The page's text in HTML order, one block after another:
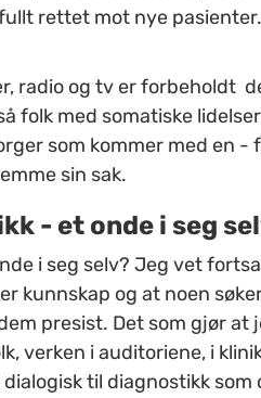
rettet mot nye
radio og tv er forbeholdt
folk med somatiske
som kommer med en
sin sak.
- et onde i seg
i seg selv? Jeg vet
kunnskap og at noen
presist. Det som gjør at
verken i auditoriene, i
til diagnostikk